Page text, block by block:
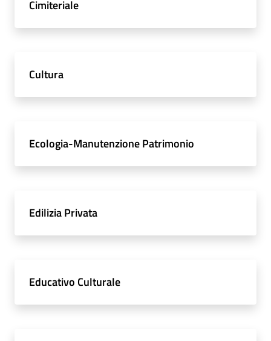
Cimiteriale
Cultura
Ecologia-Manutenzione Patrimonio
Edilizia Privata
Educativo Culturale